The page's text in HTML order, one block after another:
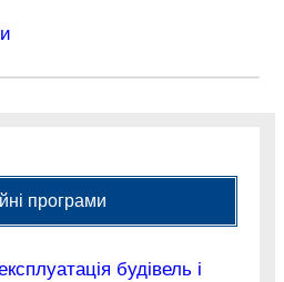
програми
будівель і